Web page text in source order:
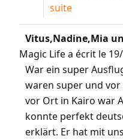
suite
Vitus,Nadine,Mia
Magic Life a écrit le
War ein super
waren super und vor
vor Ort in Kairo war
konnte perfekt
erklärt. Er hat mit